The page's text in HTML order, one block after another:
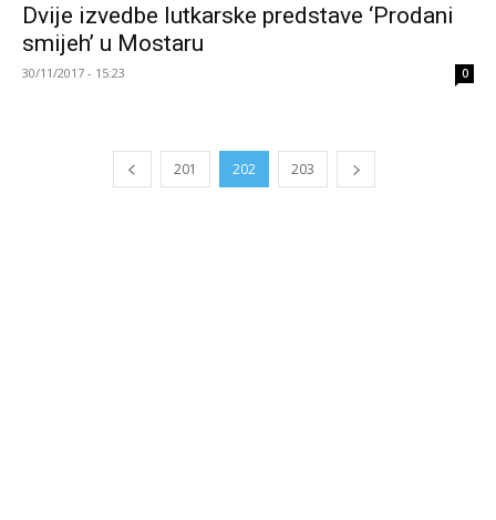
Dvije izvedbe lutkarske predstave ‘Prodani
smijeh’ u Mostaru
30/11/2017 - 15:23 0
201 202 203